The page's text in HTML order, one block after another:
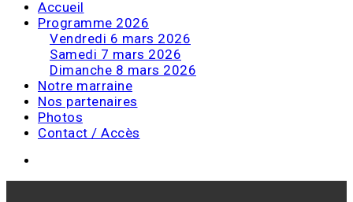
Accueil
Programme 2026
Vendredi 6 mars 2026
Samedi 7 mars 2026
Dimanche 8 mars 2026
Notre marraine
Nos partenaires
Photos
Contact / Accès